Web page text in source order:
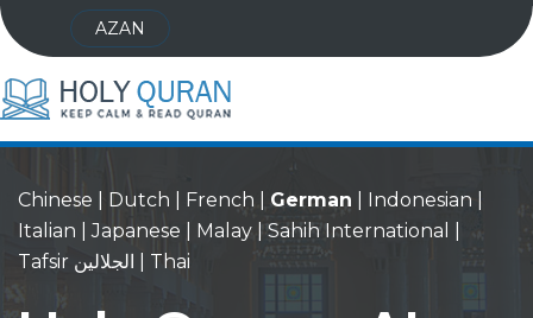
AZAN
Chinese Dutch French German Indonesian
Italian |Japanese Malay Sahih International
Tafsir الجلالين
Thai